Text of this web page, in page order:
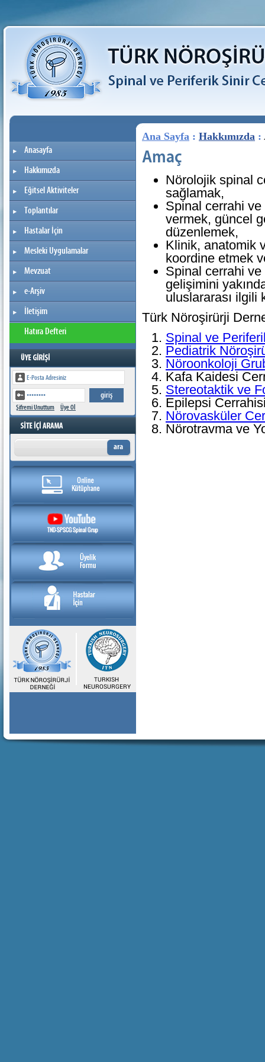
Anasayfa
Hakkımızda
Eğitsel Aktiviteler
Toplantılar
Hastalar İçin
Mesleki Uygulamalar
Mevzuat
e-Arşiv
İletişim
Hatıra Defteri
Şifremi Unuttum Üye Ol
Ana Sayfa : Hakkımızda :
Amaç
Nörolojik spinal
sağlamak,
Spinal cerrahi
vermek, güncel
düzenlemek,
Klinik, anatomik
koordine etmek
Spinal cerrahi
gelişimini
uluslararası ilgili
Türk Nöroşirürji
Spinal ve
Pediatrik
Nöroonkoloji
Kafa Kaidesi
Stereotaktik ve
Epilepsi
Nörovasküler
Nörotravma ve